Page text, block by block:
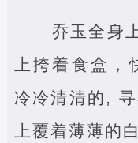
乔玉全身
上挎着食盒
冷冷清清的,
上覆着薄薄的